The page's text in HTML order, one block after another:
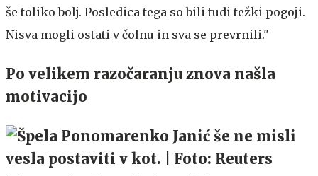
še toliko bolj. Posledica tega so bili tudi težki pogoji.
Nisva mogli ostati v čolnu in sva se prevrnili."
Po velikem razočaranju znova našla
motivacijo